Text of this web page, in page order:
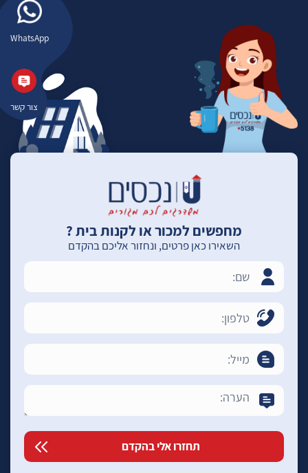
WhatsApp
צור קשר
מחפשים למכור או לקנות בית ?
השאירו כאן פרטים, ונחזור אליכם בהקדם